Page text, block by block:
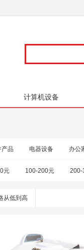
计算机设备
产品 电器设备 办公
元 100-200元 200-
从低到高